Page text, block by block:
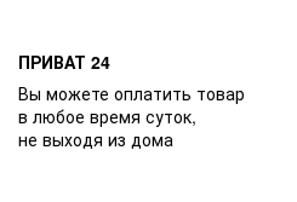
ПРИВАТ 24
Вы можете оплатить товар
в любое время суток,
не выходя из дома